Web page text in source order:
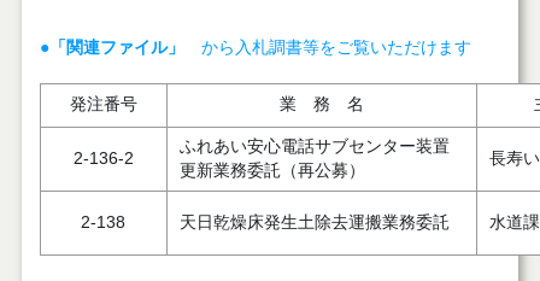
●「関連ファイル」 から入札調書等をご覧いただけます
発注番号 業 務 名
2-136-2
ふれあい安心電話サブセンター装置
更新業務委託（再公募）
長寿
2-138 天日乾燥床発生土除去運搬業務委託 水道課